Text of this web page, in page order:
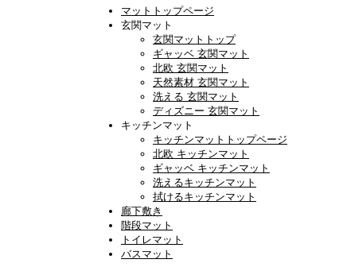
マットトップページ
玄関マット
玄関マットトップ
ギャッベ 玄関マット
北欧 玄関マット
天然素材 玄関マット
洗える 玄関マット
ディズニー 玄関マット
キッチンマット
キッチンマットトップページ
北欧 キッチンマット
ギャッベ キッチンマット
洗えるキッチンマット
拭けるキッチンマット
廊下敷き
階段マット
トイレマット
バスマット